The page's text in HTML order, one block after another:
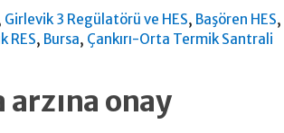
Girlevik 3 Regülatörü ve HES, Başören HES,
RES, Bursa, Çankırı-Orta Termik Santrali
arzına onay